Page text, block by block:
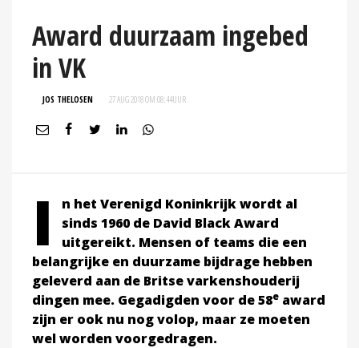
Award duurzaam ingebed
in VK
JOS THELOSEN 27 AUG 2018 OM 08:44UUR
I
n het Verenigd Koninkrijk wordt al
sinds 1960 de David Black Award
uitgereikt. Mensen of teams die een
belangrijke en duurzame bijdrage hebben
geleverd aan de Britse varkenshouderij
dingen mee. Gegadigden voor de 58e award
zijn er ook nu nog volop, maar ze moeten
wel worden voorgedragen.